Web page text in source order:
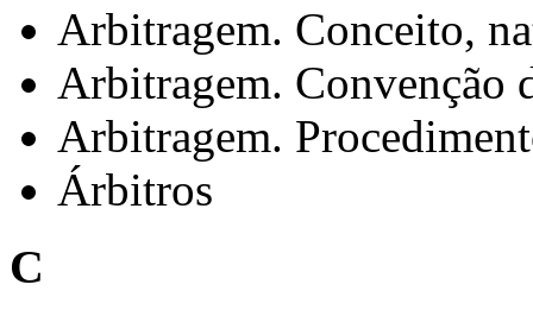
Arbitragem. Conceito,
Arbitragem. Convenção
Arbitragem.
Árbitros
C